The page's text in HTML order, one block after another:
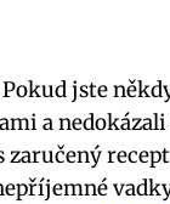
jste
a
zaručený